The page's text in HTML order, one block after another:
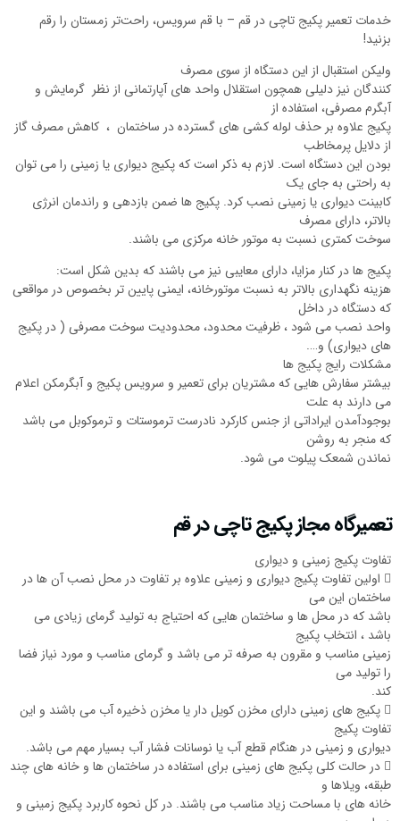
خدمات تعمیر پکیج تاچی در قم – با قم سرویس، راحت‌تر زمستان را رقم
بزنید!
ولیکن استقبال از این دستگاه از سوی مصرف
کنندگان نیز دلیلی همچون استقلال واحد های آپارتمانی از نظر گرمایش و
آبگرم مصرفی، استفاده از
پکیج علاوه بر حذف لوله کشی های گسترده در ساختمان ، کاهش مصرف گاز
از دلایل پرمخاطب
بودن این دستگاه است. لازم به ذکر است که پکیج دیواری یا زمینی را می توان
به راحتی به جای یک
کابینت دیواری یا زمینی نصب کرد. پکیج ها ضمن بازدهی و راندمان انرژی
بالاتر، دارای مصرف
سوخت کمتری نسبت به موتور خانه مرکزی می باشند.
پکیج ها در کنار مزایا، دارای معایبی نیز می باشند که بدین شکل است:
هزینه نگهداری بالاتر به نسبت موتورخانه، ایمنی پایین تر بخصوص در مواقعی
که دستگاه در داخل
واحد نصب می شود ، ظرفیت محدود، محدودیت سوخت مصرفی ( در پکیج
های دیواری) و….
مشکلات رایج پکیج ها
بیشتر سفارش هایی که مشتریان برای تعمیر و سرویس پکیج و آبگرمکن اعلام
می دارند به علت
بوجودآمدن ایراداتی از جنس کارکرد نادرست ترموستات و ترموکوبل می باشد
که منجر به روشن
نماندن شمعک پیلوت می شود.
تعمیرگاه مجاز پکیج تاچی در قم
تفاوت پکیج زمینی و دیواری
 اولین تفاوت پکیج دیواری و زمینی علاوه بر تفاوت در محل نصب آن ها در
ساختمان این می
باشد که در محل ها و ساختمان هایی که احتیاج به تولید گرمای زیادی می
باشد ، انتخاب پکیج
زمینی مناسب و مقرون به صرفه تر می باشد و گرمای مناسب و مورد نیاز فضا
را تولید می
کند.
 پکیج های زمینی دارای مخزن کویل دار یا مخزن ذخیره آب می باشند و این
تفاوت پکیج
دیواری و زمینی در هنگام قطع آب یا نوسانات فشار آب بسیار مهم می باشد.
 در حالت کلی پکیج های زمینی برای استفاده در ساختمان ها و خانه های چند
طبقه، ویلاها و
خانه های با مساحت زیاد مناسب می باشند. در کل نحوه کاربرد پکیج زمینی و